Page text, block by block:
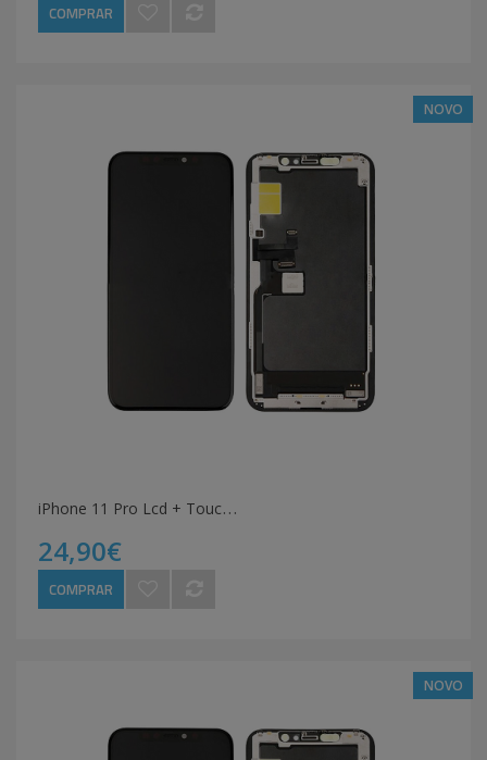
COMPRAR
NOVO
i
Phone 11 Pro Lcd + Touch Preto
24,90€
COMPRAR
NOVO